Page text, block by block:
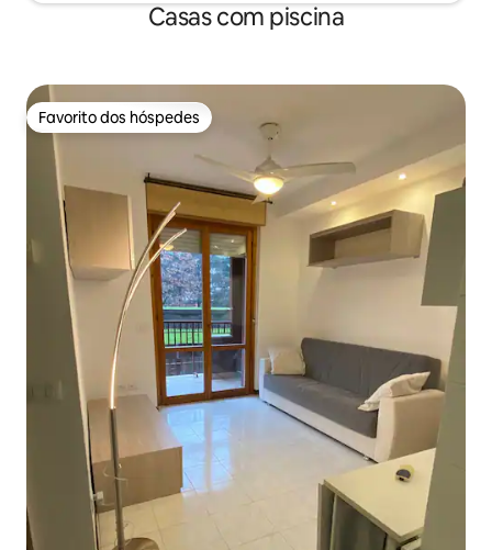
Casas com piscina
Favorito dos hóspedes
Favorito dos hóspedes